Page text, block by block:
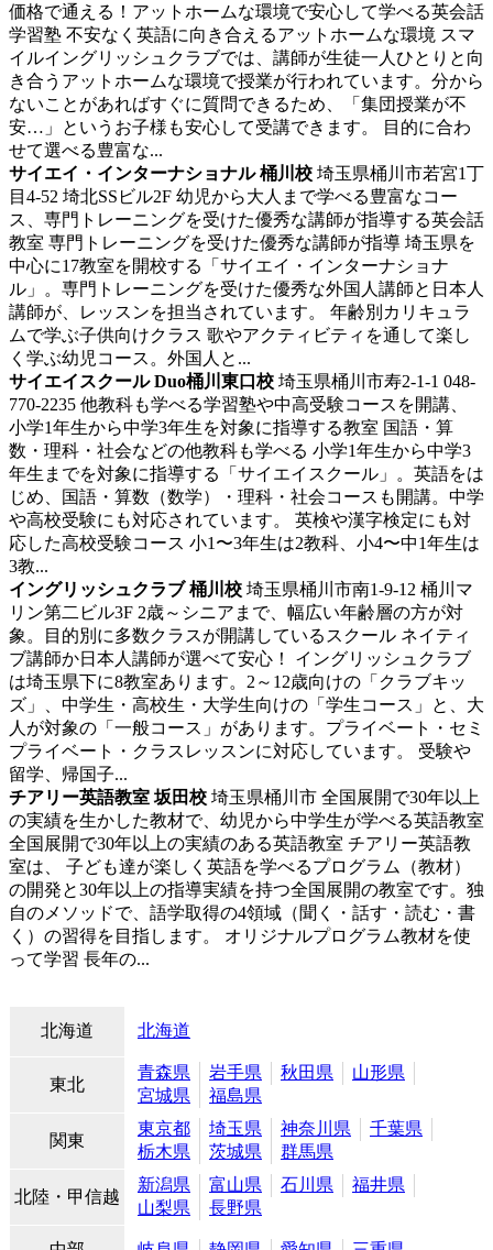
価格で通える！アットホームな環境で安心して学べる英会話
学習塾 不安なく英語に向き合えるアットホームな環境 スマ
イルイングリッシュクラブでは、講師が生徒一人ひとりと向
き合うアットホームな環境で授業が行われています。分から
ないことがあればすぐに質問できるため、「集団授業が不
安…」というお子様も安心して受講できます。 目的に合わ
せて選べる豊富な...
サイエイ・インターナショナル 桶川校 埼玉県桶川市若宮1丁
目4-52 埼北SSビル2F 幼児から大人まで学べる豊富なコー
ス、専門トレーニングを受けた優秀な講師が指導する英会話
教室 専門トレーニングを受けた優秀な講師が指導 埼玉県を
中心に17教室を開校する「サイエイ・インターナショナ
ル」。専門トレーニングを受けた優秀な外国人講師と日本人
講師が、レッスンを担当されています。 年齢別カリキュラ
ムで学ぶ子供向けクラス 歌やアクティビティを通して楽し
く学ぶ幼児コース。外国人と...
サイエイスクール Duo桶川東口校 埼玉県桶川市寿2-1-1 048-
770-2235 他教科も学べる学習塾や中高受験コースを開講、
小学1年生から中学3年生を対象に指導する教室 国語・算
数・理科・社会などの他教科も学べる 小学1年生から中学3
年生までを対象に指導する「サイエイスクール」。英語をは
じめ、国語・算数（数学）・理科・社会コースも開講。中学
や高校受験にも対応されています。 英検や漢字検定にも対
応した高校受験コース 小1〜3年生は2教科、小4〜中1年生は
3教...
イングリッシュクラブ 桶川校 埼玉県桶川市南1-9-12 桶川マ
リン第二ビル3F 2歳～シニアまで、幅広い年齢層の方が対
象。目的別に多数クラスが開講しているスクール ネイティ
ブ講師か日本人講師が選べて安心！ イングリッシュクラブ
は埼玉県下に8教室あります。2～12歳向けの「クラブキッ
ズ」、中学生・高校生・大学生向けの「学生コース」と、大
人が対象の「一般コース」があります。プライベート・セミ
プライベート・クラスレッスンに対応しています。 受験や
留学、帰国子...
チアリー英語教室 坂田校 埼玉県桶川市 全国展開で30年以上
の実績を生かした教材で、幼児から中学生が学べる英語教室
全国展開で30年以上の実績のある英語教室 チアリー英語教
室は、 子ども達が楽しく英語を学べるプログラム（教材）
の開発と30年以上の指導実績を持つ全国展開の教室です。独
自のメソッドで、語学取得の4領域（聞く・話す・読む・書
く）の習得を目指します。 オリジナルプログラム教材を使
って学習 長年の...
北海道 北海道
東北
青森県 岩手県 秋田県
山形県
宮城県
福島県
関東
東京都 埼玉県 神奈川県
千葉県
栃木県
茨城県 群馬県
北陸・甲信越
新潟県 富山県 石川県
福井県
山梨県
長野県